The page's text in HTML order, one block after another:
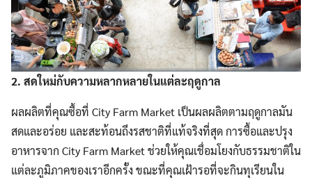
2. สดใหม่กับความหลากหลายในแต่ละฤดูกาล
ผลผลิตที่คุณซื้อที่ City Farm Market เป็นผลผลิตตามฤดูกาลมัน
สดและอร่อย และสะท้อนถึงรสชาติที่แท้จริงที่สุด การซื้อและปรุง
อาหารจาก City Farm Market ช่วยให้คุณเชื่อมโยงกับธรรมชาติใน
แต่ละภูมิภาคของเราอีกครั้ง ขณะที่คุณเฝ้ารอที่จะกินทุเรียนใน